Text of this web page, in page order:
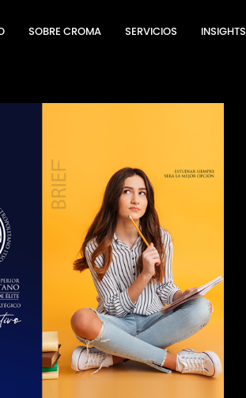
SOBRE CROMA SERVICIOS INSIGHTS